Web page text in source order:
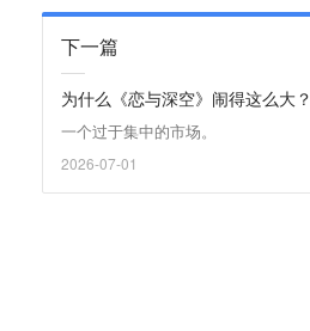
下一篇
为什么《恋与深空》闹得这么大？
一个过于集中的市场。
2026-07-01